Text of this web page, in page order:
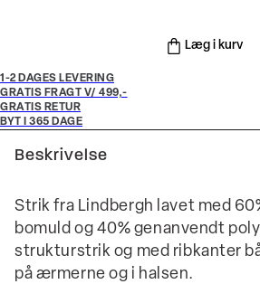
Læg i kurv
1-2 DAGES LEVERING
GRATIS FRAGT V/ 499,-
GRATIS RETUR
BYT I 365 DAGE
Beskrivelse
Strik fra Lindbergh lavet med
bomuld og 40% genanvendt
strukturstrik og med ribkanter
på ærmerne og i halsen.